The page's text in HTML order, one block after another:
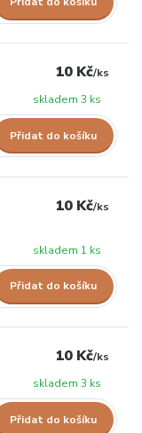
10 Kč/ks
skladem 3 ks
Přidat do košíku
10 Kč/ks
skladem 1 ks
Přidat do košíku
10 Kč/ks
skladem 3 ks
Přidat do košíku